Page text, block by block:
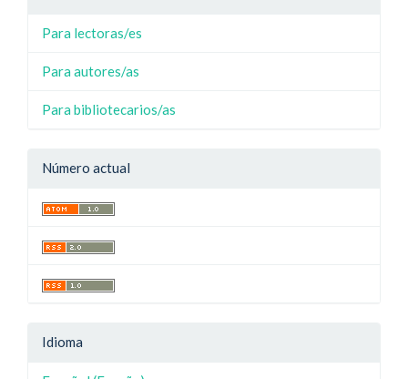
Para lectoras/es
Para autores/as
Para bibliotecarios/as
Número actual
Idioma